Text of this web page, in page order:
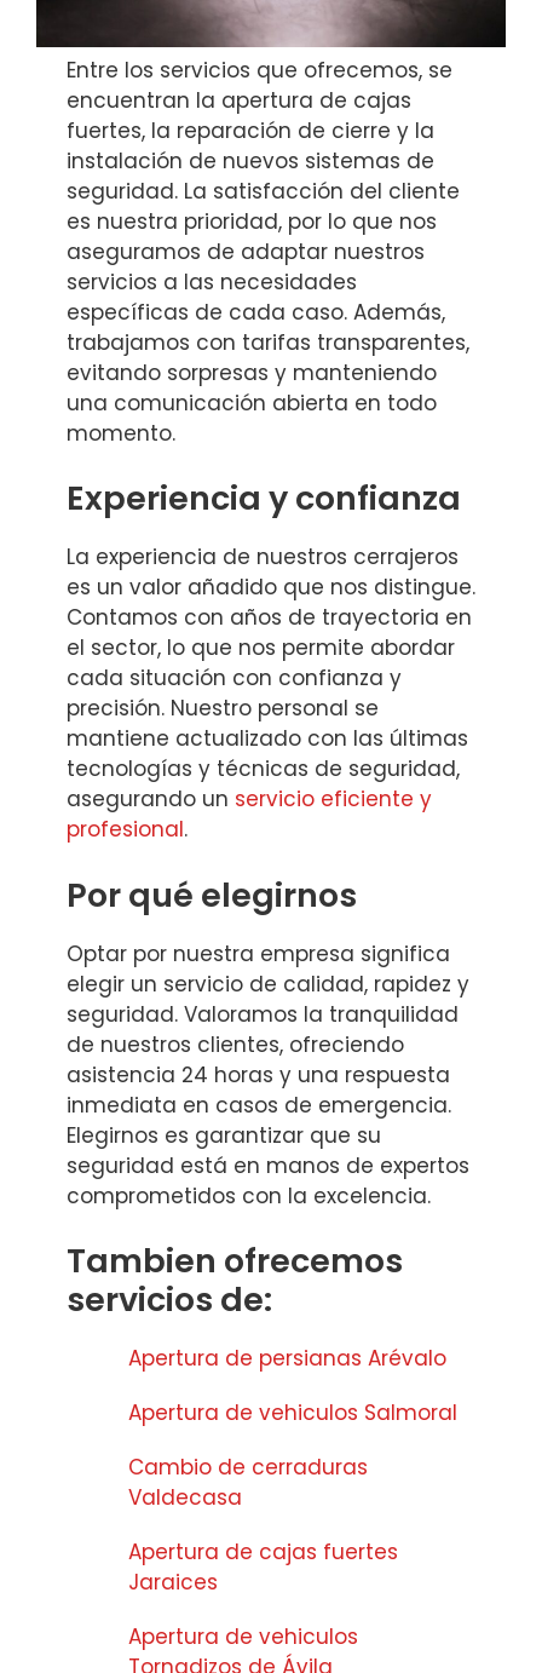
Entre los servicios que ofrecemos, se
encuentran la apertura de cajas
fuertes, la reparación de cierre y la
instalación de nuevos sistemas de
seguridad. La satisfacción del cliente
es nuestra prioridad, por lo que nos
aseguramos de adaptar nuestros
servicios a las necesidades
específicas de cada caso. Además,
trabajamos con tarifas transparentes,
evitando sorpresas y manteniendo
una comunicación abierta en todo
momento.
Experiencia y confianza
La experiencia de nuestros cerrajeros
es un valor añadido que nos distingue.
Contamos con años de trayectoria en
el sector, lo que nos permite abordar
cada situación con confianza y
precisión. Nuestro personal se
mantiene actualizado con las últimas
tecnologías y técnicas de seguridad,
asegurando un servicio eficiente y
profesional.
Por qué elegirnos
Optar por nuestra empresa significa
elegir un servicio de calidad, rapidez y
seguridad. Valoramos la tranquilidad
de nuestros clientes, ofreciendo
asistencia 24 horas y una respuesta
inmediata en casos de emergencia.
Elegirnos es garantizar que su
seguridad está en manos de expertos
comprometidos con la excelencia.
Tambien ofrecemos
servicios de:
Apertura de persianas Arévalo
Apertura de vehiculos Salmoral
Cambio de cerraduras
Valdecasa
Apertura de cajas fuertes
Jaraices
Apertura de vehiculos